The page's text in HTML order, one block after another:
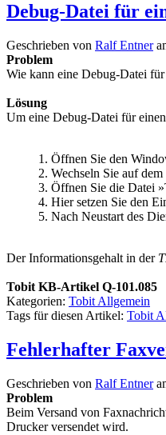
Debug-Datei für
Geschrieben von Ralf Entner
Problem
Wie kann eine Debug-Datei
Lösung
Um eine Debug-Datei für
1. Öffnen Sie den
2. Wechseln Sie auf
3. Öffnen Sie die Datei
4. Hier setzen Sie den
5. Nach Neustart des
Der Informationsgehalt in der
Tobit KB-Artikel Q-101.085
Kategorien: Tobit Allgemein
Tags für diesen Artikel: Tobit
Fehlerhafter
Geschrieben von Ralf Entner
Problem
Beim Versand von
Drucker versendet wird.